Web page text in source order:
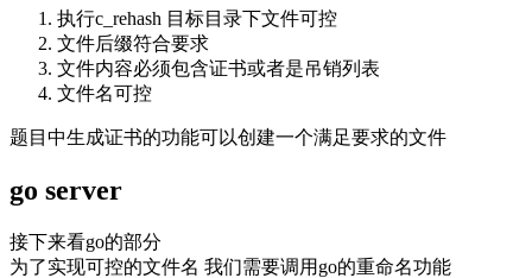
执行c_rehash 目标目录下文件可控
文件后缀符合要求
文件内容必须包含证书或者是吊销列表
文件名可控
题目中生成证书的功能可以创建一个满足要求的文件
go server
接下来看go的部分
为了实现可控的文件名 我们需要调用go的重命名功能